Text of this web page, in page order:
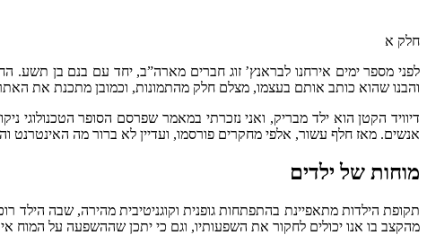
חלק א
לפני מספר ימים אירחנו לבראנץ’ זוג חברים מארה”ב, יחד עם בנם בן תשע.
והבנו שהוא כותב אותם בעצמו, מצלם חלק מהתמונות, וכמובן מתכנת את
דיוויד הקטן הוא ילד מבריק, ואני נזכרתי במאמר שפרסם הסופר
אנשים. מאז חלף עשור, אלפי מחקרים פורסמו, ועדיין לא ברור מה האינטרנט
מוחות של ילדים
תקופת הילדות מתאפיינת בהתפתחות גופנית וקוגניטיבית מהירה, שבה הילד
מהקצב בו אנו יכולים לחקור את השפעותיו, וגם כי יתכן שההשפעה על המוח